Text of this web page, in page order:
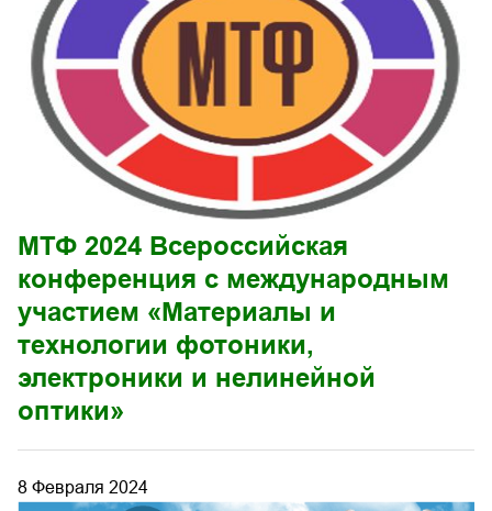
МТФ 2024 Всероссийская
конференция с международным
участием «Материалы и
технологии фотоники,
электроники и нелинейной
оптики»
8 Февраля 2024